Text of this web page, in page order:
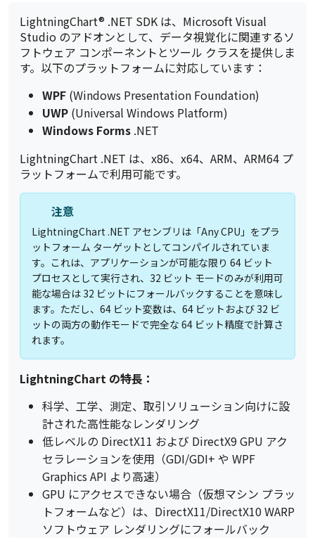
LightningChart® .NET SDK は、Microsoft Visual
Studio のアドオンとして、データ視覚化に関連するソ
フトウェア コンポーネントとツール クラスを提供しま
す。以下のプラットフォームに対応しています：
WPF (Windows Presentation Foundation)
UWP (Universal Windows Platform)
Windows Forms .NET
LightningChart .NET は、x86、x64、ARM、ARM64 プ
ラットフォームで利用可能です。
注意
LightningChart .NET アセンブリは「Any CPU」をプラ
ットフォーム ターゲットとしてコンパイルされていま
す。これは、アプリケーションが可能な限り 64 ビット
プロセスとして実行され、32 ビット モードのみが利用可
能な場合は 32 ビットにフォールバックすることを意味し
ます。ただし、64 ビット変数は、64 ビットおよび 32 ビ
ットの両方の動作モードで完全な 64 ビット精度で計算さ
れます。
LightningChart の特長：
科学、工学、測定、取引ソリューション向けに設
計された高性能なレンダリング
低レベルの DirectX11 および DirectX9 GPU アク
セラレーションを使用（GDI/GDI+ や WPF
Graphics API より高速）
GPU にアクセスできない場合（仮想マシン プラッ
トフォームなど）は、DirectX11/DirectX10 WARP
ソフトウェア レンダリングにフォールバック